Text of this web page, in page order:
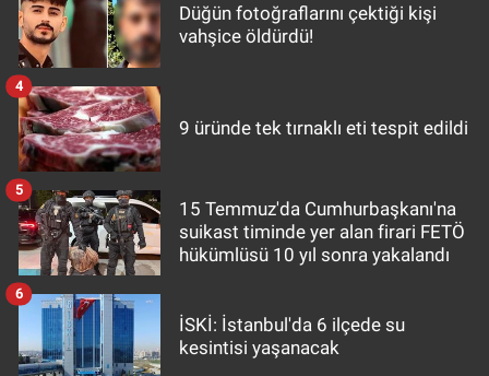
Düğün fotoğraflarını çektiği kişi
vahşice öldürdü!
9 üründe tek tırnaklı eti tespit edildi
4
15 Temmuz'da Cumhurbaşkanı'na
suikast timinde yer alan firari FETÖ
hükümlüsü 10 yıl sonra yakalandı
5
İSKİ: İstanbul'da 6 ilçede su
kesintisi yaşanacak
6